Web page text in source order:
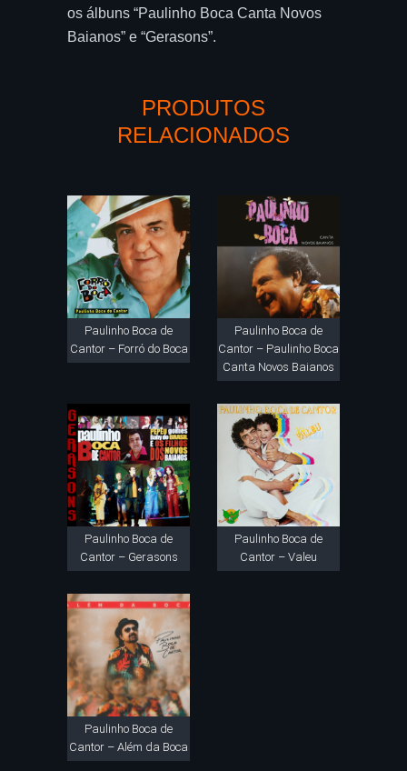
os álbuns “Paulinho Boca Canta Novos
Baianos” e “Gerasons”.
PRODUTOS
RELACIONADOS
Paulinho Boca de
Cantor – Forró do Boca
Paulinho Boca de
Cantor – Paulinho Boca
Canta Novos Baianos
Paulinho Boca de
Cantor – Gerasons
Paulinho Boca de
Cantor – Valeu
Paulinho Boca de
Cantor – Além da Boca